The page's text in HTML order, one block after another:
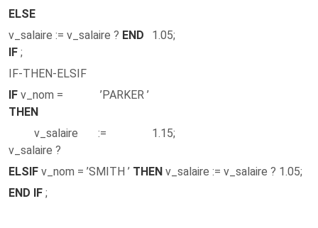
ELSE
v_salaire := v_salaire ? END
IF ;
IF-THEN-ELSIF
IF v_nom = ’PARKER ’
THEN
1.05;
v_salaire :=
v_salaire ?
1.15;
ELSIF v_nom = ’SMITH ’ THEN v_salaire := v_salaire ? 1.05;
END IF ;